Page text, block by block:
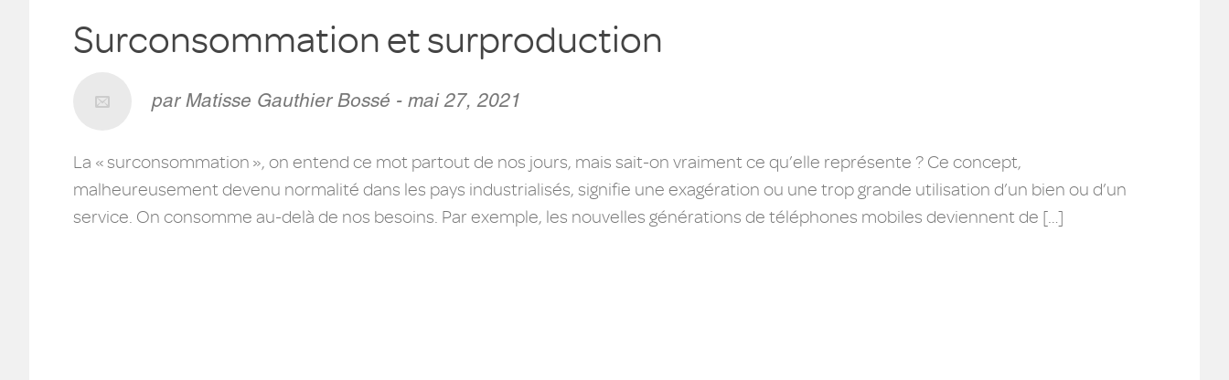
Surconsommation et surproduction
par Matisse Gauthier Bossé - mai 27, 2021
La « surconsommation », on entend ce mot partout de nos jours, mais sait-on vraiment ce qu’elle représente ? Ce concept,
malheureusement devenu normalité dans les pays industrialisés, signifie une exagération ou une trop grande utilisation d’un bien ou d’un
service. On consomme au-delà de nos besoins. Par exemple, les nouvelles générations de téléphones mobiles deviennent de […]